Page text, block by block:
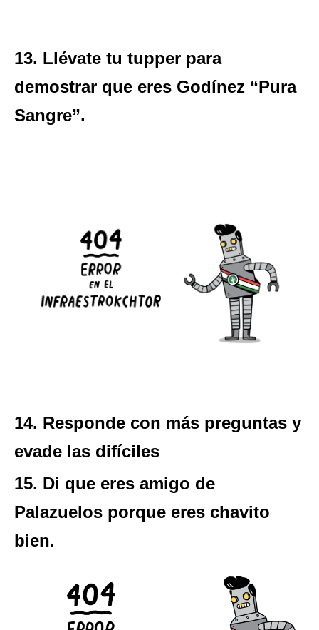
13. Llévate tu tupper para
demostrar que eres Godínez “Pura
Sangre”.
14. Responde con más preguntas y
evade las difíciles
15. Di que eres amigo de
Palazuelos porque eres chavito
bien.